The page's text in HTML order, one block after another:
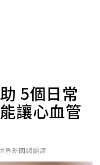
5個日常
讓心血管
界新聞網編譯